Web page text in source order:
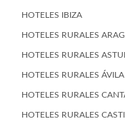
HOTELES IBIZA
HOTELES RURALES
HOTELES RURALES
HOTELES RURALES ÁVILA
HOTELES RURALES
HOTELES RURALES